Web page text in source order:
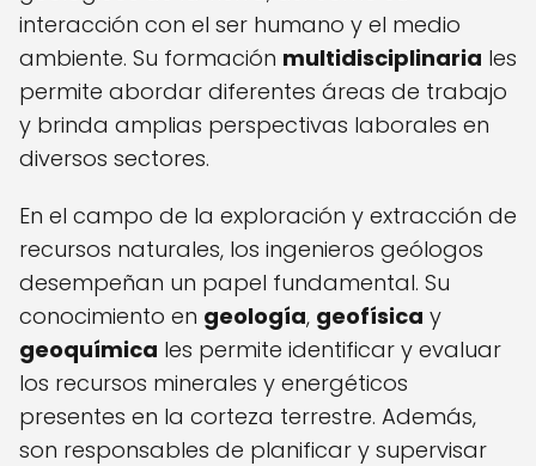
interacción con el ser humano y el medio
ambiente. Su formación multidisciplinaria les
permite abordar diferentes áreas de trabajo
y brinda amplias perspectivas laborales en
diversos sectores.
En el campo de la exploración y extracción de
recursos naturales, los ingenieros geólogos
desempeñan un papel fundamental. Su
conocimiento en geología, geofísica y
geoquímica les permite identificar y evaluar
los recursos minerales y energéticos
presentes en la corteza terrestre. Además,
son responsables de planificar y supervisar